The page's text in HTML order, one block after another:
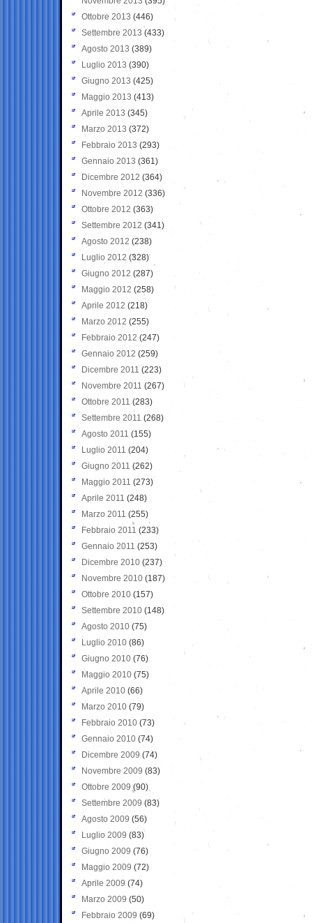
Ottobre 2013 (446)
Settembre 2013 (433)
Agosto 2013 (389)
Luglio 2013 (390)
Giugno 2013 (425)
Maggio 2013 (413)
Aprile 2013 (345)
Marzo 2013 (372)
Febbraio 2013 (293)
Gennaio 2013 (361)
Dicembre 2012 (364)
Novembre 2012 (336)
Ottobre 2012 (363)
Settembre 2012 (341)
Agosto 2012 (238)
Luglio 2012 (328)
Giugno 2012 (287)
Maggio 2012 (258)
Aprile 2012 (218)
Marzo 2012 (255)
Febbraio 2012 (247)
Gennaio 2012 (259)
Dicembre 2011 (223)
Novembre 2011 (267)
Ottobre 2011 (283)
Settembre 2011 (268)
Agosto 2011 (155)
Luglio 2011 (204)
Giugno 2011 (262)
Maggio 2011 (273)
Aprile 2011 (248)
Marzo 2011 (255)
Febbraio 2011 (233)
Gennaio 2011 (253)
Dicembre 2010 (237)
Novembre 2010 (187)
Ottobre 2010 (157)
Settembre 2010 (148)
Agosto 2010 (75)
Luglio 2010 (86)
Giugno 2010 (76)
Maggio 2010 (75)
Aprile 2010 (66)
Marzo 2010 (79)
Febbraio 2010 (73)
Gennaio 2010 (74)
Dicembre 2009 (74)
Novembre 2009 (83)
Ottobre 2009 (90)
Settembre 2009 (83)
Agosto 2009 (56)
Luglio 2009 (83)
Giugno 2009 (76)
Maggio 2009 (72)
Aprile 2009 (74)
Marzo 2009 (50)
Febbraio 2009 (69)